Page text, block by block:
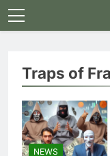
Skip
to
Traps of
NEWS